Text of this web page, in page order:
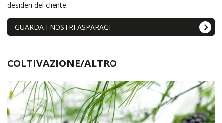
desideri del cliente.
GUARDA I NOSTRI ASPARAGI
COLTIVAZIONE/ALTRO